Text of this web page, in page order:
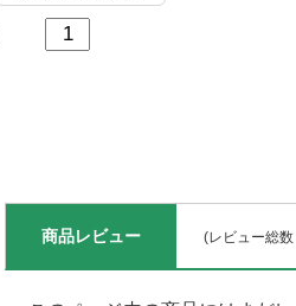
商品レビュー (レビュー総